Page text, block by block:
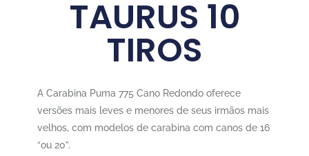
TAURUS 10
TIROS
A Carabina Puma 775 Cano Redondo oferece
versões mais leves e menores de seus irmãos mais
velhos, com modelos de carabina com canos de 16
“ou 20”.